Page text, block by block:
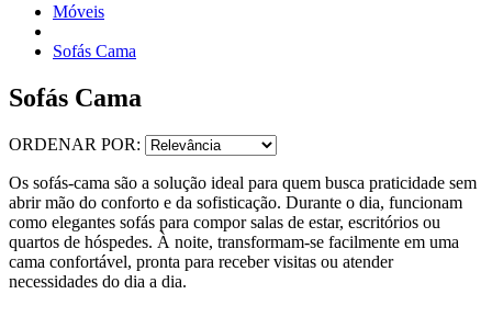
Móveis
Sofás Cama
Sofás Cama
ORDENAR POR:
Os sofás-cama são a solução ideal para quem busca praticidade sem
abrir mão do conforto e da sofisticação. Durante o dia, funcionam
como elegantes sofás para compor salas de estar, escritórios ou
quartos de hóspedes. À noite, transformam-se facilmente em uma
cama confortável, pronta para receber visitas ou atender
necessidades do dia a dia.